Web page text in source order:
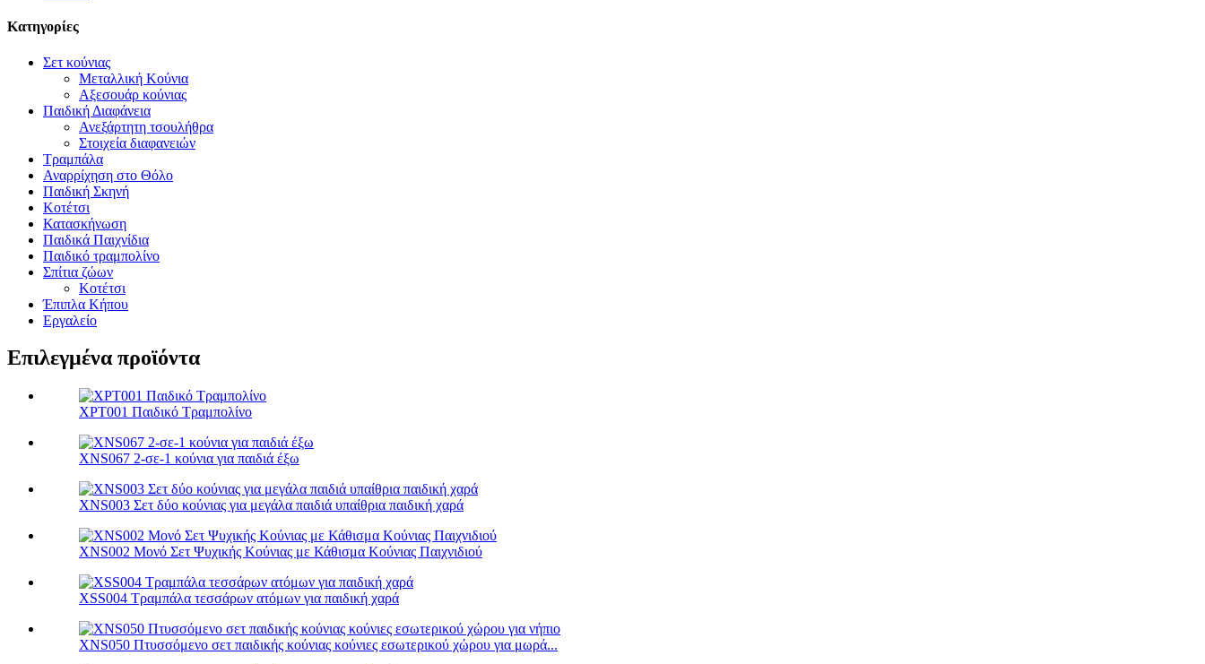
Κατηγορίες
Σετ κούνιας
Μεταλλική Κούνια
Αξεσουάρ κούνιας
Παιδική Διαφάνεια
Ανεξάρτητη τσουλήθρα
Στοιχεία διαφανειών
Τραμπάλα
Αναρρίχηση στο Θόλο
Παιδική Σκηνή
Κοτέτσι
Κατασκήνωση
Παιδικά Παιχνίδια
Παιδικό τραμπολίνο
Σπίτια ζώων
Κοτέτσι
Έπιπλα Κήπου
Εργαλείο
Επιλεγμένα προϊόντα
XPT001 Παιδικό Τραμπολίνο
XNS067 2-σε-1 κούνια για παιδιά έξω
XNS003 Σετ δύο κούνιας για μεγάλα παιδιά υπαίθρια παιδική χαρά
XNS002 Μονό Σετ Ψυχικής Κούνιας με Κάθισμα Κούνιας Παιχνιδιού
XSS004 Τραμπάλα τεσσάρων ατόμων για παιδική χαρά
XNS050 Πτυσσόμενο σετ παιδικής κούνιας κούνιες εσωτερικού χώρου για μωρά...